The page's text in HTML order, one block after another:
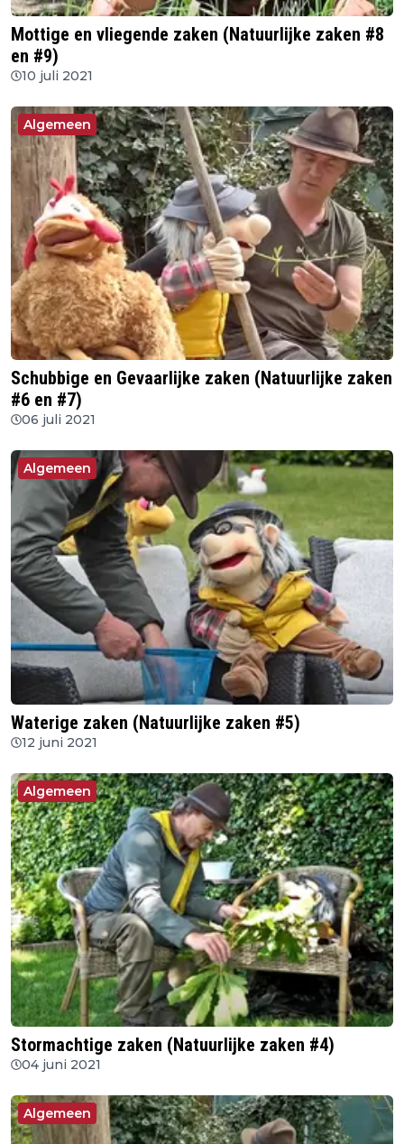
Mottige en vliegende zaken (Natuurlijke zaken #8
en #9)
10 juli 2021
Algemeen
Schubbige en Gevaarlijke zaken (Natuurlijke zaken
#6 en #7)
06 juli 2021
Algemeen
Waterige zaken (Natuurlijke zaken #5)
12 juni 2021
Algemeen
Stormachtige zaken (Natuurlijke zaken #4)
04 juni 2021
Algemeen